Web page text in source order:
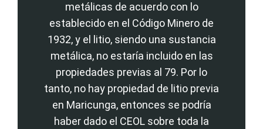
metálicas de acuerdo con lo
establecido en el Código Minero de
1932, y el litio, siendo una sustancia
metálica, no estaría incluido en las
propiedades previas al 79. Por lo
tanto, no hay propiedad de litio previa
en Maricunga, entonces se podría
haber dado el CEOL sobre toda la